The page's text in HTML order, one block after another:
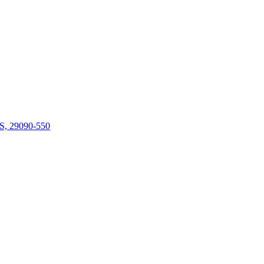
29090-550